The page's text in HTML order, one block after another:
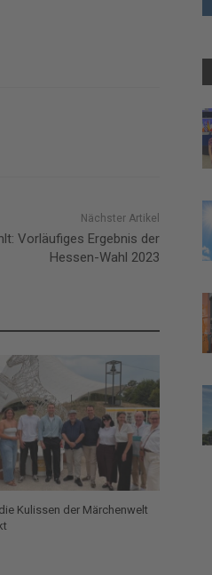
Nächster Artikel
Vorläufiges Ergebnis der
Hessen-Wahl 2023
Kulissen der Märchenwelt